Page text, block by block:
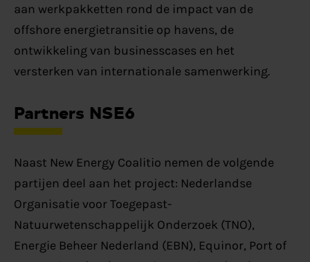
aan werkpakketten rond de impact van de
offshore energietransitie op havens, de
ontwikkeling van businesscases en het
versterken van internationale samenwerking.
Partners NSE6
Naast New Energy Coalitio nemen de volgende
partijen deel aan het project: Nederlandse
Organisatie voor Toegepast-
Natuurwetenschappelijk Onderzoek (TNO),
Energie Beheer Nederland (EBN), Equinor, Port of